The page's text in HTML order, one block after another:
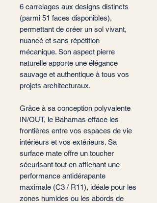
6 carrelages aux designs distincts
(parmi 51 faces disponibles),
permettant de créer un sol vivant,
nuancé et sans répétition
mécanique. Son aspect pierre
naturelle apporte une élégance
sauvage et authentique à tous vos
projets architecturaux.
Grâce à sa conception polyvalente
IN/OUT, le Bahamas efface les
frontières entre vos espaces de vie
intérieurs et vos extérieurs. Sa
surface mate offre un toucher
sécurisant tout en affichant une
performance antidérapante
maximale (C3 / R11), idéale pour les
zones humides ou les abords de